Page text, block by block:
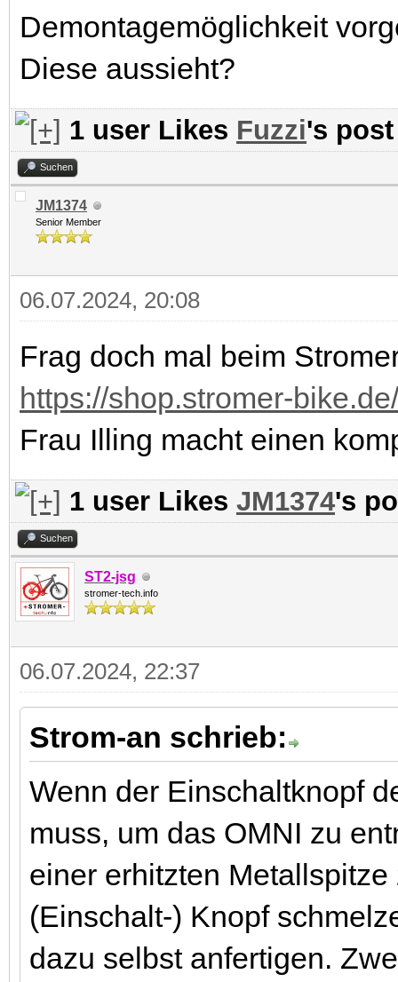
Demontagemöglichkeit
Diese aussieht?
1 user Likes Fuzzi's post
Suchen
JM1374
Senior Member
06.07.2024, 20:08
Frag doch mal beim
https://shop.stromer-
Frau Illing macht einen
1 user Likes JM1374's
Suchen
ST2-jsg
stromer-tech.info
06.07.2024, 22:37
Strom-an schrieb:
Wenn der Einschaltknopf
muss, um das OMNI zu
einer erhitzten Metallspitze
(Einschalt-) Knopf
dazu selbst anfertigen.